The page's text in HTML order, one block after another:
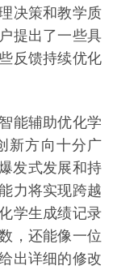
决策和教学质
提出了一些具
反馈持续优化
能辅助优化学
新方向十分广
发式发展和持
力将实现跨越
学生成绩记录
，还能像一位
出详细的修改